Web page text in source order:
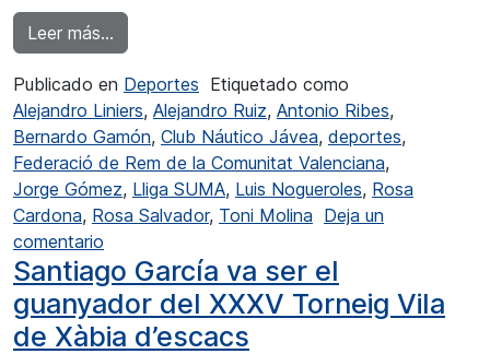
Leer más…
Publicado en Deportes Etiquetado como
Alejandro Liniers, Alejandro Ruiz, Antonio Ribes,
Bernardo Gamón, Club Náutico Jávea, deportes,
Federació de Rem de la Comunitat Valenciana,
Jorge Gómez, Lliga SUMA, Luis Nogueroles, Rosa
Cardona, Rosa Salvador, Toni Molina Deja un
comentario
Santiago García va ser el
guanyador del XXXV Torneig Vila
de Xàbia d’escacs